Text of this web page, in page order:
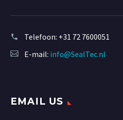
Telefoon: +31 72 7600051
E-mail: info@SealTec.nl
EMAIL US